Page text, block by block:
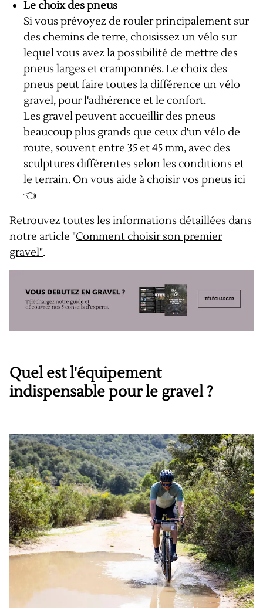
Le choix des pneus
Si vous prévoyez de rouler principalement sur
des chemins de terre, choisissez un vélo sur
lequel vous avez la possibilité de mettre des
pneus larges et cramponnés.Le choix des
pneus peut faire toutes la différence un vélo
gravel, pour l'adhérence et le confort.
Les gravel peuvent accueillir des pneus
beaucoup plus grands que ceux d'un vélo de
route, souvent entre 35 et 45 mm, avec des
sculptures différentes selon les conditions et
le terrain. On vous aide à choisir vos pneus ici
👈
Retrouvez toutes les informations détaillées dans
notre article "Comment choisir son premier
gravel".
Quel est l'équipement
indispensable pour le gravel ?